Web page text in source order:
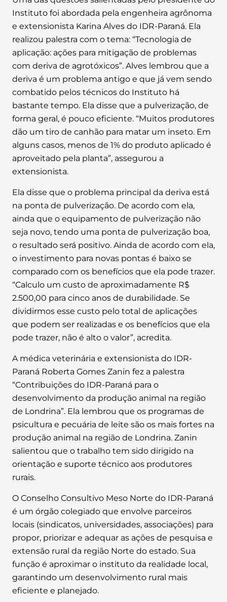
Instituto foi abordada pela engenheira agrônoma
e extensionista Karina Alves do IDR-Paraná. Ela
realizou palestra com o tema: “Tecnologia de
aplicação: ações para mitigação de problemas
com deriva de agrotóxicos”. Alves lembrou que a
deriva é um problema antigo e que já vem sendo
combatido pelos técnicos do Instituto há
bastante tempo. Ela disse que a pulverização, de
forma geral, é pouco eficiente. “Muitos produtores
dão um tiro de canhão para matar um inseto. Em
alguns casos, menos de 1% do produto aplicado é
aproveitado pela planta”, assegurou a
extensionista.
Ela disse que o problema principal da deriva está
na ponta de pulverização. De acordo com ela,
ainda que o equipamento de pulverização não
seja novo, tendo uma ponta de pulverização boa,
o resultado será positivo. Ainda de acordo com ela,
o investimento para novas pontas é baixo se
comparado com os benefícios que ela pode trazer.
“Calculo um custo de aproximadamente R$
2.500,00 para cinco anos de durabilidade. Se
dividirmos esse custo pelo total de aplicações
que podem ser realizadas e os benefícios que ela
pode trazer, não é alto o valor”, acredita.
A médica veterinária e extensionista do IDR-
Paraná Roberta Gomes Zanin fez a palestra
“Contribuições do IDR-Paraná para o
desenvolvimento da produção animal na região
de Londrina”. Ela lembrou que os programas de
psicultura e pecuária de leite são os mais fortes na
produção animal na região de Londrina. Zanin
salientou que o trabalho tem sido dirigido na
orientação e suporte técnico aos produtores
rurais.
O Conselho Consultivo Meso Norte do IDR-Paraná
é um órgão colegiado que envolve parceiros
locais (sindicatos, universidades, associações) para
propor, priorizar e adequar as ações de pesquisa e
extensão rural da região Norte do estado. Sua
função é aproximar o instituto da realidade local,
garantindo um desenvolvimento rural mais
eficiente e planejado.